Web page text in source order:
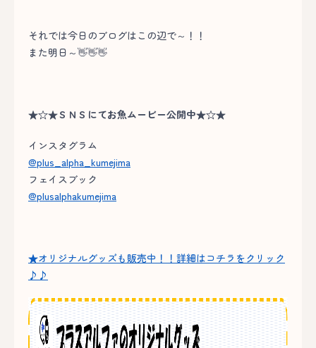
それでは今日のブログはこの辺で～！！
また明日～👋👋👋
★☆★ＳＮＳにてお魚ムービー公開中★☆★
インスタグラム
@plus_alpha_kumejima
フェイスブック
@plusalphakumejima
★オリジナルグッズも販売中！！詳細はコチラをクリック
♪♪